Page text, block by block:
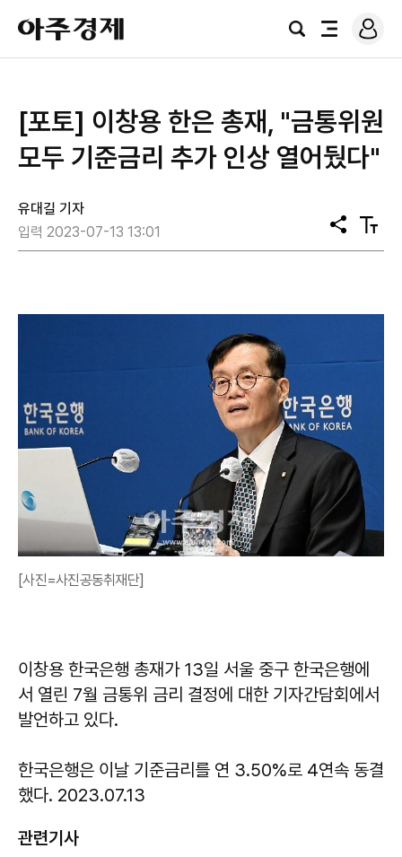
아
주
경
검
전
로
그
[포토] 이창용 한은 총재, "금통위원
모두 기준금리 추가 인상 열어뒀다"
유대길 기자
입력 2023-07-13 13:01
공
유
텍
스
[사진=사진공동취재단]
이창용 한국은행 총재가 13일 서울 중구 한국은행에
서 열린 7월 금통위 금리 결정에 대한 기자간담회에서
발언하고 있다.
한국은행은 이날 기준금리를 연 3.50%로 4연속 동결
했다. 2023.07.13
관련기사